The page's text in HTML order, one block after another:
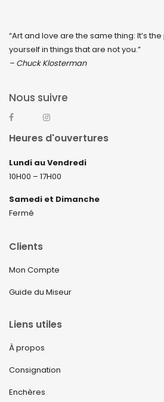
“Art and love are the same thing: It’s
yourself in things that are not you.”
– Chuck Klosterman
Nous suivre
Heures d'ouvertures
Lundi au Vendredi
10H00 – 17H00
Samedi et Dimanche
Fermé
Clients
Mon Compte
Guide du Miseur
Liens utiles
À propos
Consignation
Enchères